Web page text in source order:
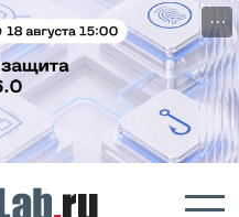
···